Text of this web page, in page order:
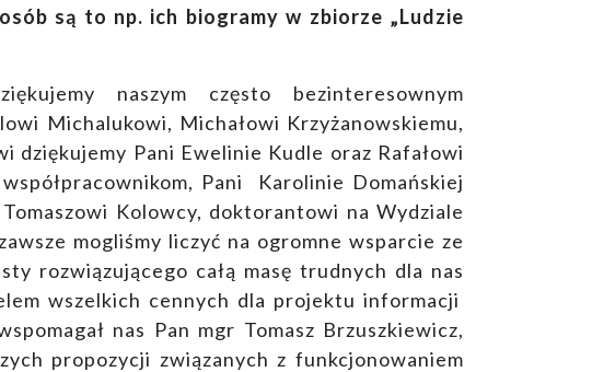
są to np. ich biogramy w zbiorze „Ludzie
naszym często bezinteresownym
Michalukowi, Michałowi Krzyżanowskiemu,
Pani Ewelinie Kudle oraz Rafałowi
Pani Karolinie Domańskiej
Kolowcy, doktorantowi na Wydziale
mogliśmy liczyć na ogromne wsparcie ze
rozwiązującego całą masę trudnych dla nas
wszelkich cennych dla projektu informacji
nas Pan mgr Tomasz Brzuszkiewicz,
propozycji związanych z funkcjonowaniem